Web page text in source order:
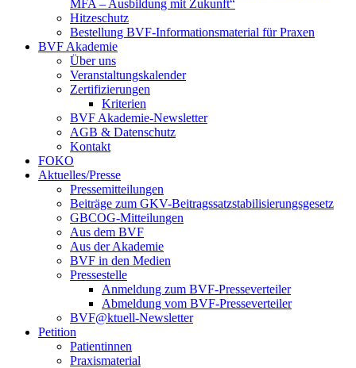
MFA – Ausbildung mit Zukunft“
Hitzeschutz
Bestellung BVF-Informationsmaterial für Praxen
BVF Akademie
Über uns
Veranstaltungskalender
Zertifizierungen
Kriterien
BVF Akademie-Newsletter
AGB & Datenschutz
Kontakt
FOKO
Aktuelles/Presse
Pressemitteilungen
Beiträge zum GKV-Beitragssatzstabilisierungsgesetz
GBCOG-Mitteilungen
Aus dem BVF
Aus der Akademie
BVF in den Medien
Pressestelle
Anmeldung zum BVF-Presseverteiler
Abmeldung vom BVF-Presseverteiler
BVF@ktuell-Newsletter
Petition
Patientinnen
Praxismaterial